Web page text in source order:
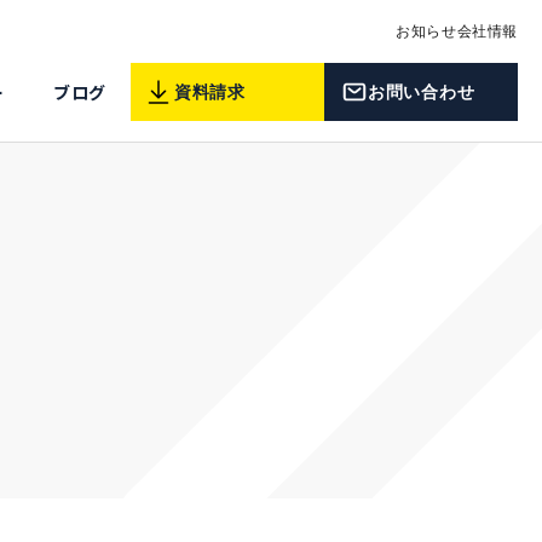
お知らせ会社情報
ブログ 資料請求 お問い合わせ